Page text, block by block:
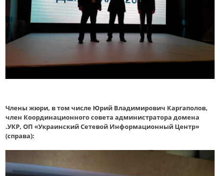
Члены жюри, в том числе Юрий Владимирович Каргаполов,
член Координационного совета администратора домена
.УКР, ОП «Украинский Сетевой Информационный Центр»
(справа):